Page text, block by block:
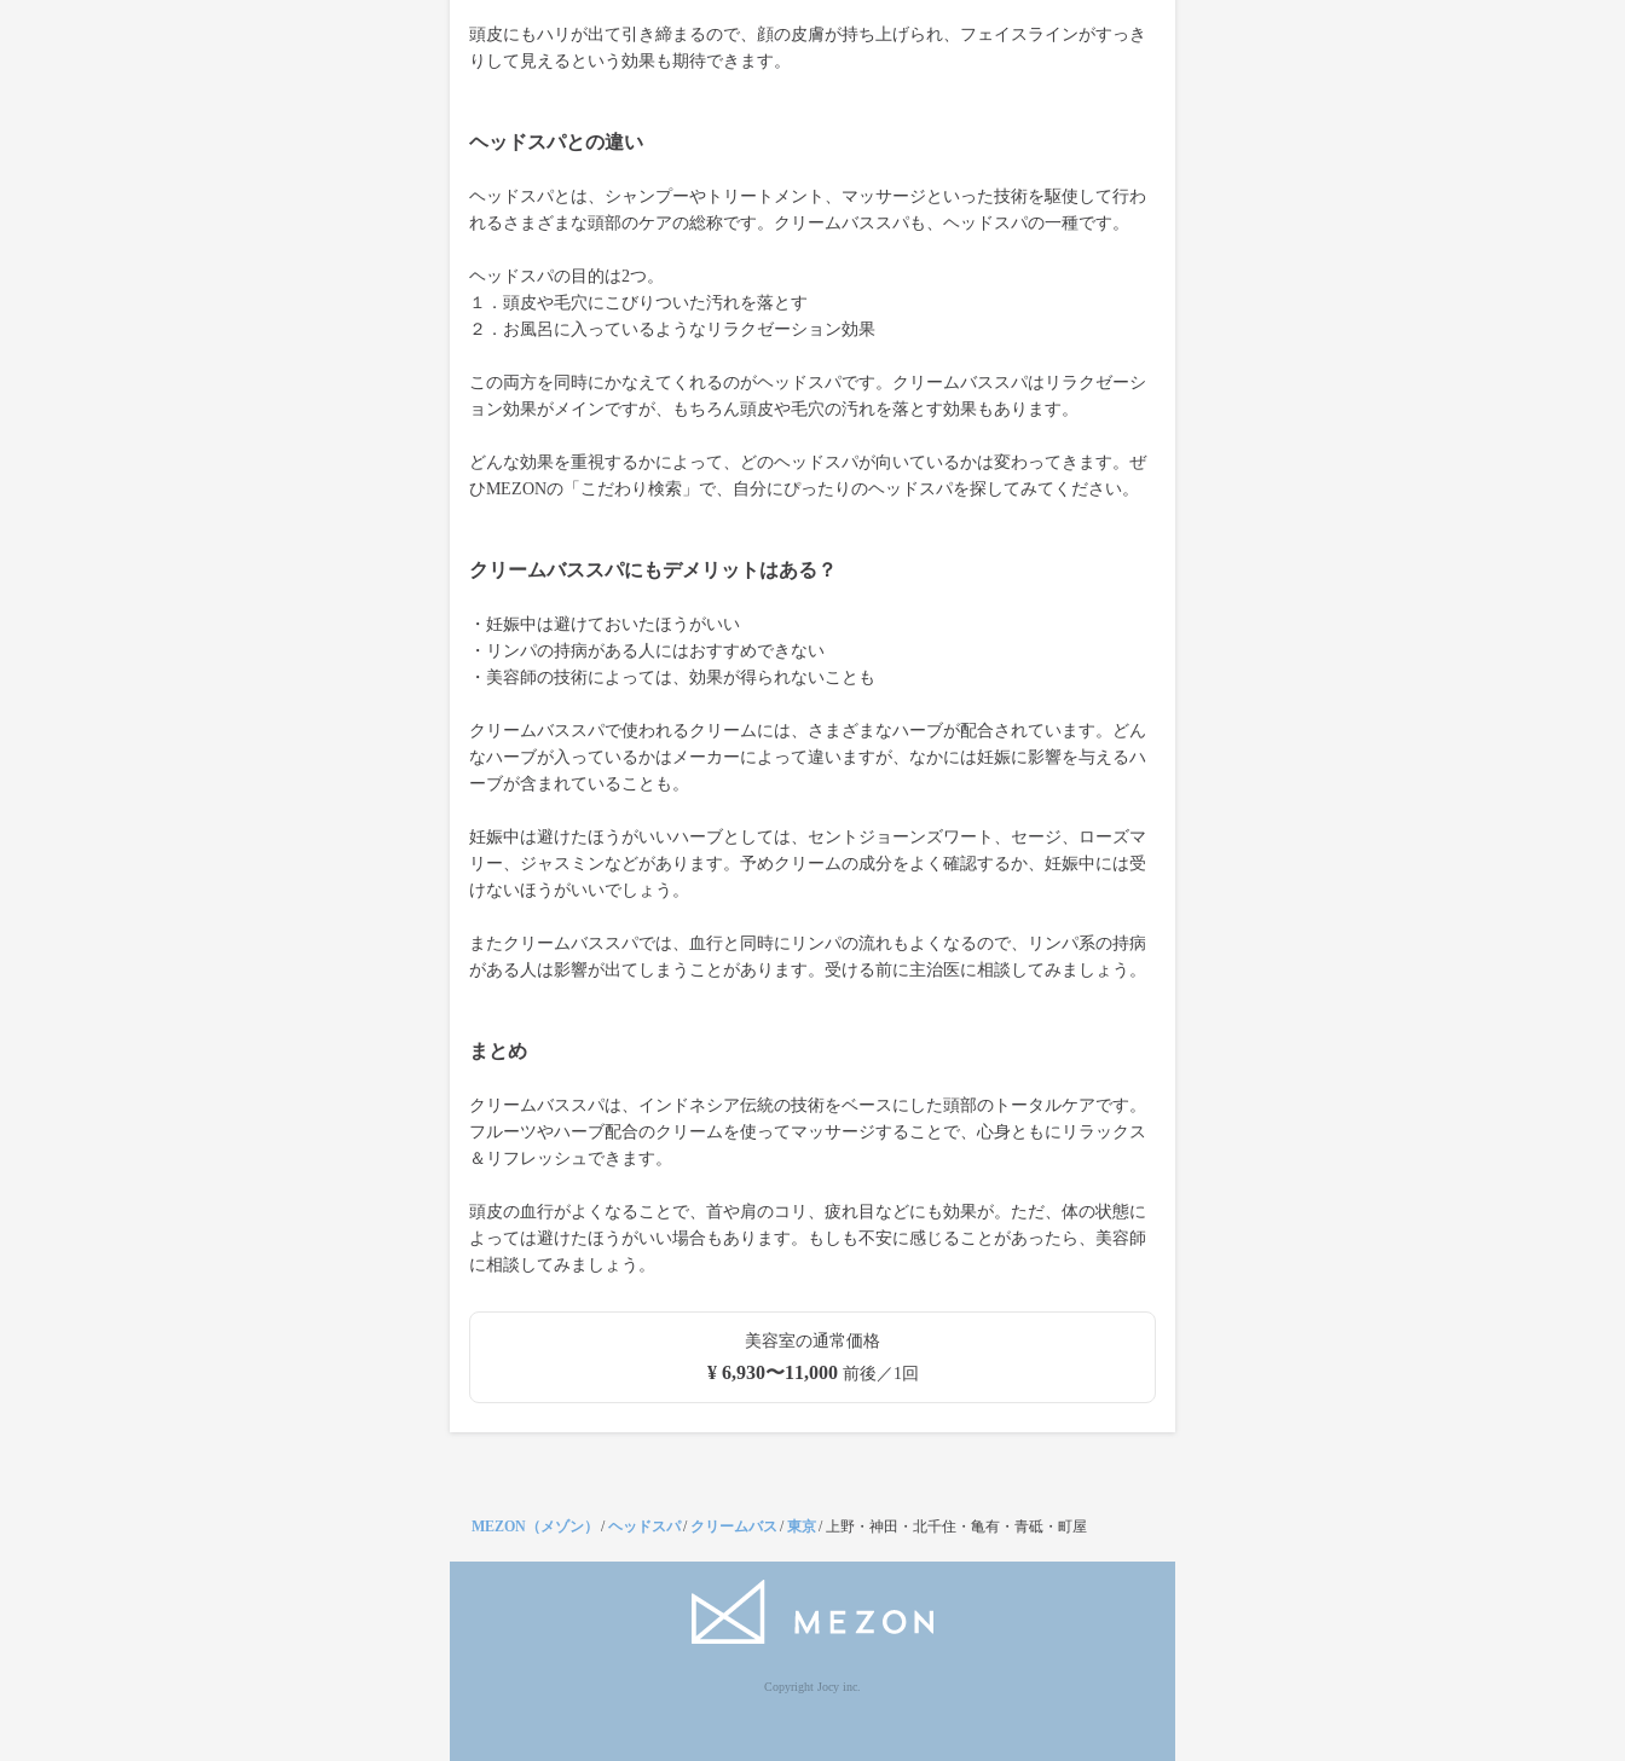
頭皮にもハリが出て引き締まるので、顔の皮膚が持ち上げられ、フェイスラインがすっき
りして見えるという効果も期待できます。
ヘッドスパとの違い
ヘッドスパとは、シャンプーやトリートメント、マッサージといった技術を駆使して行わ
れるさまざまな頭部のケアの総称です。クリームバススパも、ヘッドスパの一種です。
ヘッドスパの目的は2つ。
１．頭皮や毛穴にこびりついた汚れを落とす
２．お風呂に入っているようなリラクゼーション効果
この両方を同時にかなえてくれるのがヘッドスパです。クリームバススパはリラクゼーシ
ョン効果がメインですが、もちろん頭皮や毛穴の汚れを落とす効果もあります。
どんな効果を重視するかによって、どのヘッドスパが向いているかは変わってきます。ぜ
ひMEZONの「こだわり検索」で、自分にぴったりのヘッドスパを探してみてください。
クリームバススパにもデメリットはある？
・妊娠中は避けておいたほうがいい
・リンパの持病がある人にはおすすめできない
・美容師の技術によっては、効果が得られないことも
クリームバススパで使われるクリームには、さまざまなハーブが配合されています。どん
なハーブが入っているかはメーカーによって違いますが、なかには妊娠に影響を与えるハ
ーブが含まれていることも。
妊娠中は避けたほうがいいハーブとしては、セントジョーンズワート、セージ、ローズマ
リー、ジャスミンなどがあります。予めクリームの成分をよく確認するか、妊娠中には受
けないほうがいいでしょう。
またクリームバススパでは、血行と同時にリンパの流れもよくなるので、リンパ系の持病
がある人は影響が出てしまうことがあります。受ける前に主治医に相談してみましょう。
まとめ
クリームバススパは、インドネシア伝統の技術をベースにした頭部のトータルケアです。
フルーツやハーブ配合のクリームを使ってマッサージすることで、心身ともにリラックス
＆リフレッシュできます。
頭皮の血行がよくなることで、首や肩のコリ、疲れ目などにも効果が。ただ、体の状態に
よっては避けたほうがいい場合もあります。もしも不安に感じることがあったら、美容師
に相談してみましょう。
美容室の通常価格
¥ 6,930〜11,000前後／1回
MEZON（メゾン） /ヘッドスパ/ クリームバス /東京/上野・神田・北千住・亀有・青砥・町屋
Copyright Jocy inc.